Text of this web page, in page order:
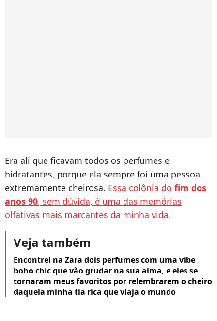
Era ali que ficavam todos os perfumes e
hidratantes, porque ela sempre foi uma pessoa
extremamente cheirosa. Essa colônia do fim dos
anos 90, sem dúvida, é uma das memórias
olfativas mais marcantes da minha vida.
Veja também
Encontrei na Zara dois perfumes com uma vibe
boho chic que vão grudar na sua alma, e eles se
tornaram meus favoritos por relembrarem o cheiro
daquela minha tia rica que viaja o mundo